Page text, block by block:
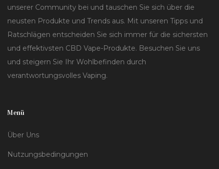
unserer Community bei und tauschen Sie sich über die
neusten Produkte und Trends aus. Mit unseren Tipps und
Ratschlägen entscheiden Sie sich immer für die sichersten
und effektivsten CBD Vape-Produkte. Besuchen Sie uns
und steigern Sie Ihr Wohlbefinden durch
verantwortungsvolles Vaping.
Menü
Über Uns
Nutzungsbedingungen